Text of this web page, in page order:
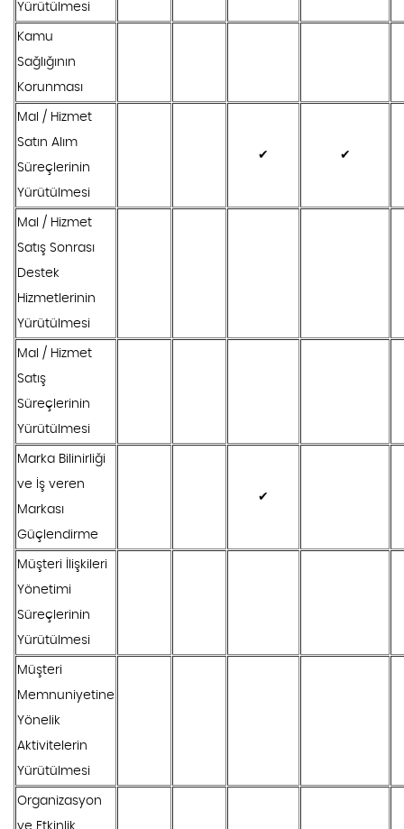
Yürütülmesi
Kamu
Sağlığının
Korunması
Mal / Hizmet
Satın Alım
Süreçlerinin
Yürütülmesi
✔ ✔
Mal / Hizmet
Satış Sonrası
Destek
Hizmetlerinin
Yürütülmesi
Mal / Hizmet
Satış
Süreçlerinin
Yürütülmesi
Marka Bilinirliği
ve İş veren
Markası
Güçlendirme
✔
Müşteri İlişkileri
Yönetimi
Süreçlerinin
Yürütülmesi
Müşteri
Memnuniyetine
Yönelik
Aktivitelerin
Yürütülmesi
Organizasyon
ve Etkinlik